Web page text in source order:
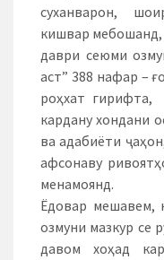
суханварон,
кишвар мебошанд,
даври сеюми
аст” 388 нафар –
роҳхат гирифта,
кардану хондани
ва адабиёти
афсонаву
менамоянд.
Ёдовар мешавем,
озмуни мазкур се
давом хоҳад